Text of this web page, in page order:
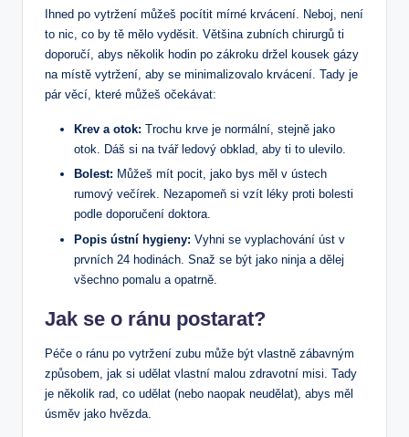
Ihned po vytržení můžeš pocítit mírné krvácení.​ Neboj, ⁣není
to nic,​ co by tě mělo vyděsit. Většina ⁢zubních chirurgů ​ti
doporučí, abys několik hodin po zákroku držel kousek ⁣gázy
na⁢ místě vytržení, aby se⁤ minimalizovalo krvácení. ⁣Tady je
pár věcí, které můžeš očekávat:
Krev a otok: Trochu krve je normální, stejně⁣ jako
otok. ‍Dáš si na tvář ledový obklad, aby ti to ulevilo.
Bolest: Můžeš mít pocit,⁤ jako bys měl v ústech
rumový večírek. Nezapomeň si vzít‍ léky‍ proti bolesti​
podle doporučení doktora.
Popis ústní hygieny: Vyhni‍ se vyplachování úst v
prvních 24 hodinách. Snaž se být jako ninja a dělej⁢
všechno pomalu a opatrně.
Jak se o ránu postarat?
Péče o ránu po ‍vytržení ⁤zubu může být vlastně zábavným
způsobem, jak⁢ si ‌udělat vlastní malou zdravotní ⁢misi. Tady
je⁣ několik rad, co udělat​ (nebo naopak neudělat), abys měl
úsměv jako hvězda.